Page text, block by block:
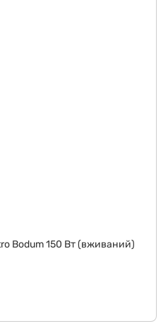
Bodum 150 Вт (вживаний)